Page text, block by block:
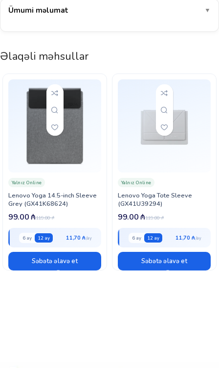
Ümumi məlumat ▼
Əlaqəli məhsullar
Lenovo Yoga 14.5-inch Sleeve
Grey (GX41K68624)
Yalnız Online
119.00₼
99.00₼
6 ay 12 ay 11,70 ₼
Səbətə əlavə et
Lenovo Yoga Tote Sleeve
(GX41U39294)
Yalnız Online
119.00₼
99.00₼
6 ay 12 ay 11,70 ₼
Səbətə əlavə et